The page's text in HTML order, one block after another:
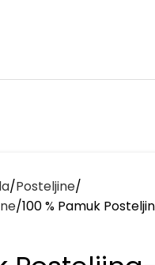
Posteljine
100 % Pamuk